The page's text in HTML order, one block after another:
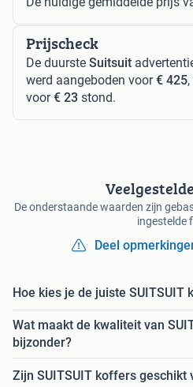
Prijscheck
De duurste Suitsuit
werd aangeboden voor€ 425
voor€ 23 stond.
De onderstaande waarden zijn
ingestelde
Deel
Hoe kies je de juiste SUITSUIT
Wat maakt de kwaliteit van
bijzonder?
Zijn SUITSUIT koffers geschikt